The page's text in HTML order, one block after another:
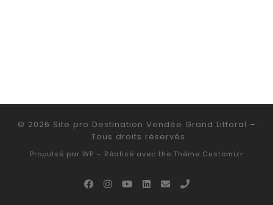
© 2026 Site pro Destination Vendée Grand Littoral –
Tous droits réservés
Propulsé par WP – Réalisé avec the Thème Customizr